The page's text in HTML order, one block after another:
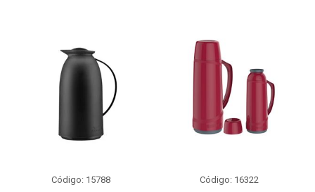
Código: 15788 Código: 16322